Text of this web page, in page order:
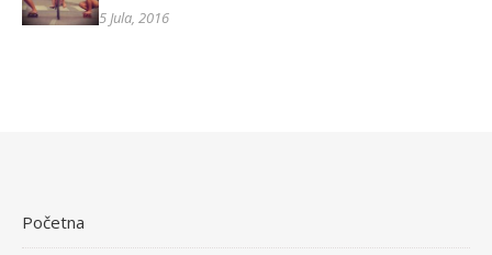
5 Jula, 2016
Početna